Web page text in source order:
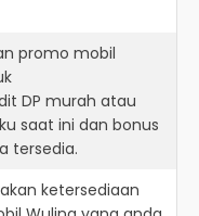
promo mobil
DP murah atau
saat ini dan bonus
tersedia.
ketersediaan